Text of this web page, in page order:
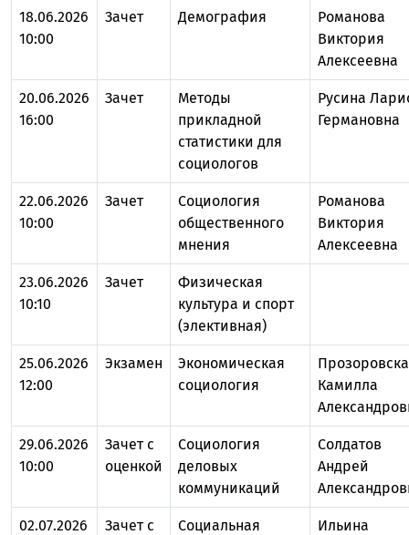
18.06.2026
10:00
Зачет Демография
Романова
Виктория
Алексеевна
20.06.2026
16:00
Зачет
Методы
прикладной
статистики для
социологов
Русина
Германовна
22.06.2026
10:00
Зачет
Социология
общественного
мнения
Романова
Виктория
Алексеевна
23.06.2026
10:10
Зачет
Физическая
культура и спорт
(элективная)
25.06.2026
12:00
Экзамен
Экономическая
социология
Камилла
29.06.2026
10:00
Зачет с
оценкой
Социология
деловых
коммуникаций
Солдатов
Андрей
02.07.2026
Зачет с
Социальная
Ильина